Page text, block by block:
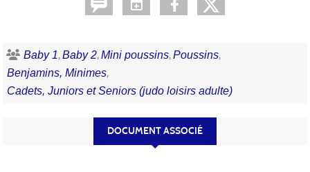
Baby 1 Baby 2 Mini poussins Poussins
Benjamins, Minimes
Cadets, Juniors et Seniors (judo loisirs adulte)
DOCUMENT ASSOCIÉ